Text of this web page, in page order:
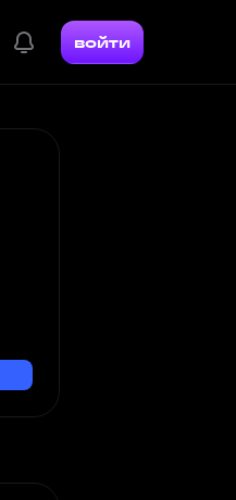
войти